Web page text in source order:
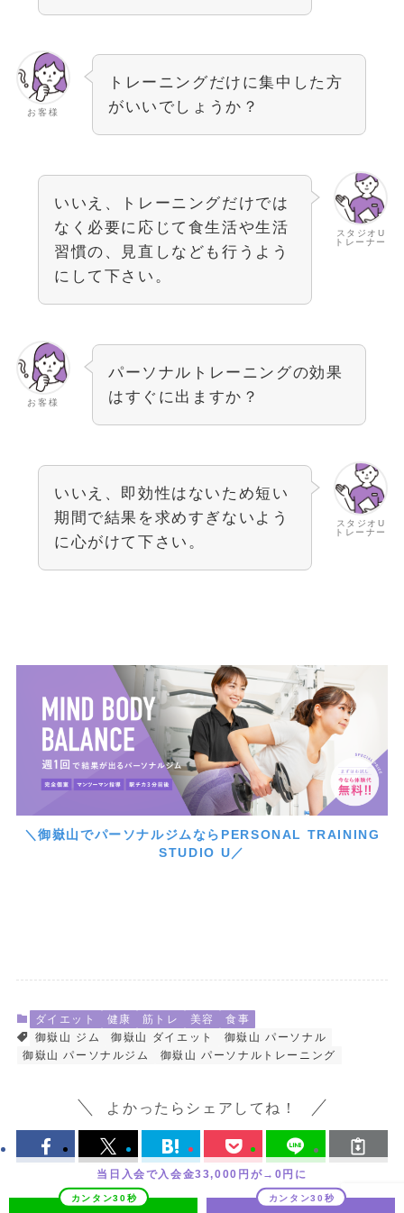
お客様
トレーニングだけに集中した方
がいいでしょうか？
スタジオU
トレーナー
いいえ、トレーニングだけでは
なく必要に応じて食生活や生活
習慣の、見直しなども行うよう
にして下さい。
お客様
パーソナルトレーニングの効果
はすぐに出ますか？
スタジオU
トレーナー
いいえ、即効性はないため短い
期間で結果を求めすぎないよう
に心がけて下さい。
＼御嶽山でパーソナルジムならPERSONAL TRAINING
STUDIO U／
ダイエット 健康 筋トレ 美容
食事
御嶽山 ジム
御嶽山 ダイエット
御嶽山 パーソナル
御嶽山 パーソナルジム
御嶽山 パーソナルトレーニング
よかったらシェアしてね！
当日入会で入会金33,000円が→0円に